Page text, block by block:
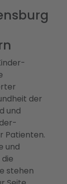
der
und
Patienten.
und
stehen